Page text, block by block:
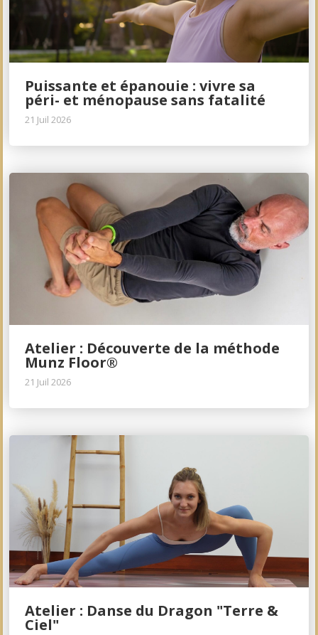
Puissante et épanouie : vivre sa
péri- et ménopause sans fatalité
21 Juil 2026
Atelier : Découverte de la méthode
Munz Floor®
21 Juil 2026
Atelier : Danse du Dragon "Terre &
Ciel"